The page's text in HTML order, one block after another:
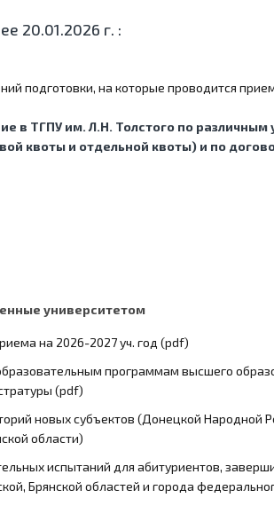
20.01.2026 г. :
подготовки, на которые проводится
в ТГПУ им. Л.Н. Толстого по
квоты и отдельной квоты) и по
университетом
на 2026-2027 уч. год (pdf)
программам высшего
(pdf)
новых субъектов (Донецкой Народной
области)
испытаний для абитуриентов,
Брянской областей и города